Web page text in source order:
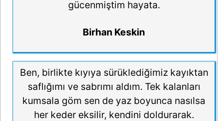
gücenmiştim hayata.
Birhan Keskin
Ben, birlikte kıyıya sürüklediğimiz kayıktan
saflığımı ve sabrımı aldım. Tek kalanları
kumsala göm sen de yaz boyunca nasılsa
her keder eksilir, kendini doldurarak.